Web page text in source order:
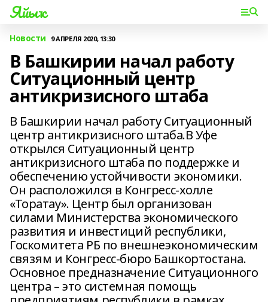
Яйыҡ
Новости 9 АПРЕЛЯ 2020, 13:30
В Башкирии начал работу
Ситуационный центр
антикризисного штаба
В Башкирии начал работу Ситуационный
центр антикризисного штаба.В Уфе
открылся Ситуационный центр
антикризисного штаба по поддержке и
обеспечению устойчивости экономики.
Он расположился в Конгресс-холле
«Торатау». Центр был организован
силами Министерства экономического
развития и инвестиций республики,
Госкомитета РБ по внешнеэкономическим
связям и Конгресс-бюро Башкортостана.
Основное предназначение Ситуационного
центра – это системная помощь